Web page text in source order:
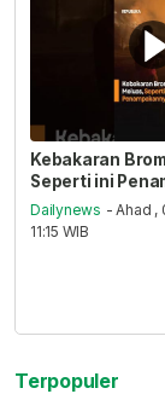
Kebakaran
Seperti ini
Dailynews - Ahad ,
11:15 WIB
Terpopuler